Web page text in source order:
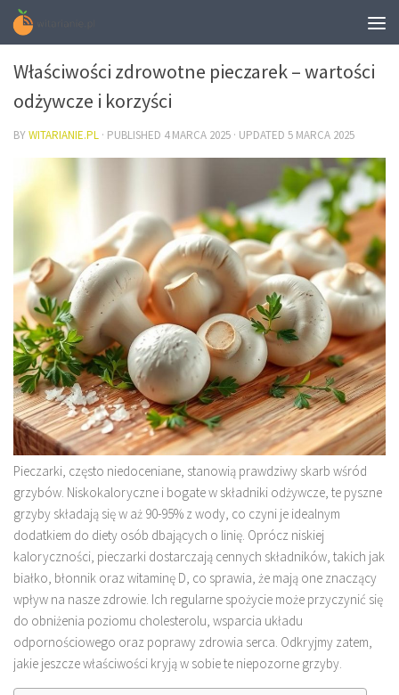
DIETA
Właściwości zdrowotne pieczarek – wartości
odżywcze i korzyści
BYWITARIANIE.PL · PUBLISHED 4 MARCA 2025 · UPDATED 5 MARCA 2025
Pieczarki, często niedoceniane, stanowią prawdziwy skarb wśród
grzybów. Niskokaloryczne i bogate w składniki odżywcze, te pyszne
grzyby składają się w aż 90-95% z wody, co czyni je idealnym
dodatkiem do diety osób dbających o linię. Oprócz niskiej
kaloryczności, pieczarki dostarczają cennych składników, takich jak
białko, błonnik oraz witaminę D, co sprawia, że mają one znaczący
wpływ na nasze zdrowie. Ich regularne spożycie może przyczynić się
do obniżenia poziomu cholesterolu, wsparcia układu
odpornościowego oraz poprawy zdrowia serca. Odkryjmy zatem,
jakie jeszcze właściwości kryją w sobie te niepozorne grzyby.